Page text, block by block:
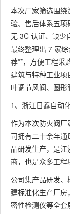
本次厂家筛选围
验、售后体系五
无 3C 认证、缺少
最终整理出 7 家
荐**，方便工程采
建筑与特种工业
叶调节风阀、圆形
1、浙江日鑫自动
作为本次防火阀
司拥有二十余年
品研发生产，是
商，也是众多工程
公司集产品研发
建标准化生产厂
密性检测仪等全